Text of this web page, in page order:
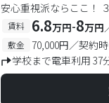
安心重視派ならここ
賃料 6.8万円-8万円
敷金 70,000円／契約
学校まで電車利用 37